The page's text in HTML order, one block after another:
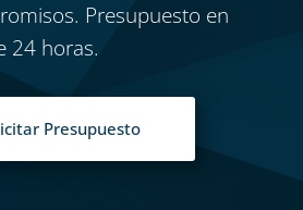
Presupuesto en
24 horas.
Presupuesto